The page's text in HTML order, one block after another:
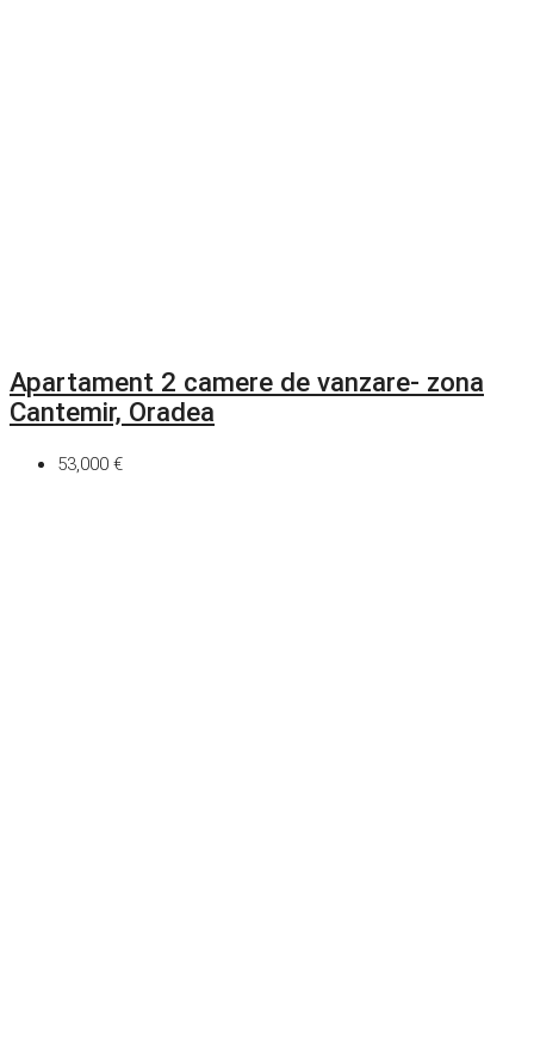
Apartament 2 camere de vanzare- zona
Cantemir, Oradea
53,000 €